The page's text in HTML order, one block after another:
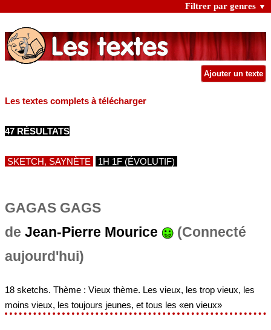
Filtrer par genres ▼
Ajouter un texte
Les textes complets à télécharger
47 RÉSULTATS
SKETCH, SAYNÈTE 1H 1F (ÉVOLUTIF)
GAGAS GAGS
de Jean-Pierre Mourice
(Connecté
aujourd'hui)
18 sketchs. Thème : Vieux thème. Les vieux, les trop vieux, les
moins vieux, les toujours jeunes, et tous les «en vieux»